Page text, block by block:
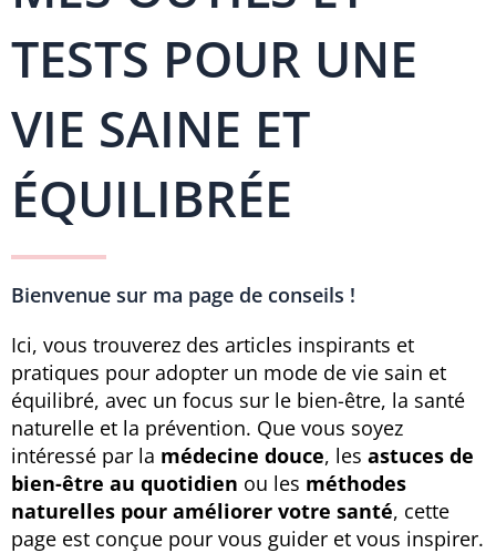
TESTS POUR UNE
VIE SAINE ET
ÉQUILIBRÉE
Bienvenue sur ma page de conseils !
Ici, vous trouverez des articles inspirants et
pratiques pour adopter un mode de vie sain et
équilibré, avec un focus sur le bien-être, la santé
naturelle et la prévention. Que vous soyez
intéressé par la médecine douce, les astuces de
bien-être au quotidien ou les méthodes
naturelles pour améliorer votre santé, cette
page est conçue pour vous guider et vous inspirer.